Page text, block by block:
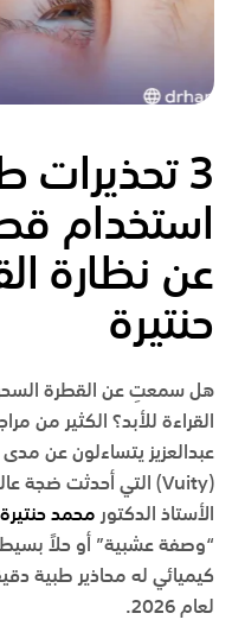
3 تحذيرات
استخدام
عن نظارة
حنتيرة
هل سمعتِ عن القطرة
القراءة للأبد؟ الكثير من
عبدالعزيز يتساءلون عن مدى
(Vuity) التي أحدثت ضجة عالمية. في
الأستاذ الدكتور محمد حنتيرة
“وصفة عشبية” أو حلاً
كيميائي له محاذير طبية
لعام 2026.